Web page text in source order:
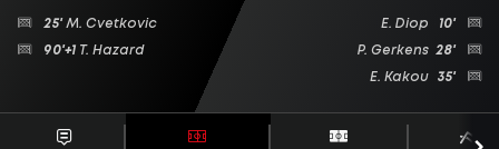
25' M. Cvetkovic
90'+1 T. Hazard
E. Diop
10'
P. Gerkens 28'
E. Kakou 35'